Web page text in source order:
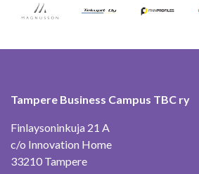
Tampere Business Campus TBC ry
Finlaysoninkuja 21 A
c/o Innovation Home
33210 Tampere